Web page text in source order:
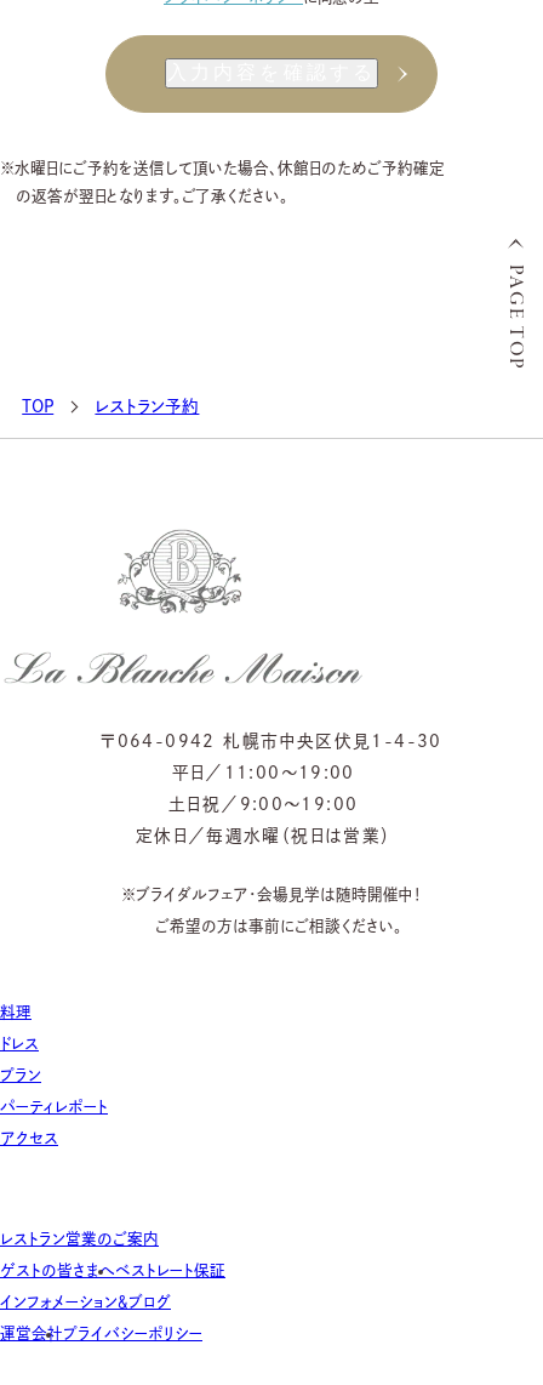
※水曜日にご予約を送信して頂いた場合、休館日のためご予約確定
の返答が翌日となります。ご了承ください。
TOP レストラン予約
PAGE TOP
〒064-0942
札幌市中央区伏見1-4-30
平日
11:00〜19:00
土日祝
9:00〜19:00
定休日
毎週水曜（祝日は営業）
※ブライダルフェア・会場見学は随時開催中！
ご希望の方は事前にご相談ください。
料理
ドレス
プラン
パーティレポート
アクセス
レストラン営業のご案内
ゲストの皆さまへベストレート保証
インフォメーション＆ブログ
運営会社プライバシーポリシー